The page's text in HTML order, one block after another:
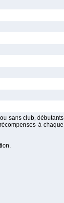
sans club, débutants
à chaque